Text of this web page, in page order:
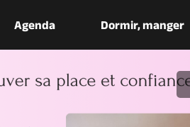
Agenda Dormir, manger